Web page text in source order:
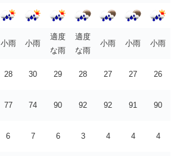
小雨 小雨
適度
な雨
適度
な雨
小雨 小雨 小雨
28 30 29 28 27 27 26
77 74 90 92 92 91 90
6 7 6 3 4 4 4